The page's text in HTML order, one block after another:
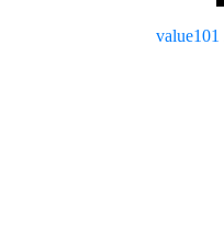
value101